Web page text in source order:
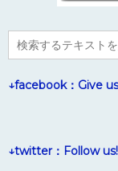
↓facebook：Give
↓twitter：Follow